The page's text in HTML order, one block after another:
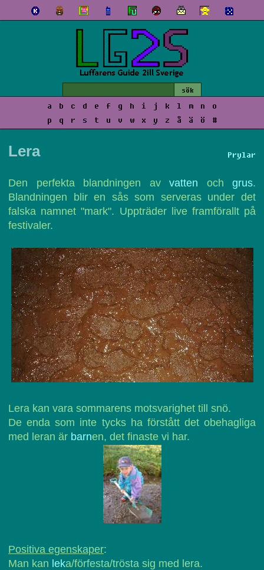
a b c d e f g h i j k l m n
o
p
q r s t u v w x y z å ä ö #
Prylar
Lera
Den perfekta blandningen av vatten och grus.
Blandningen blir en sås som serveras under det
falska namnet "mark". Uppträder live framförallt på
festivaler.
Lera kan vara sommarens motsvarighet till snö.
De enda som inte tycks ha förstått det obehagliga
med leran är barnen, det finaste vi har.
Positiva egenskaper:
Man kan leka/förfesta/trösta sig med lera.